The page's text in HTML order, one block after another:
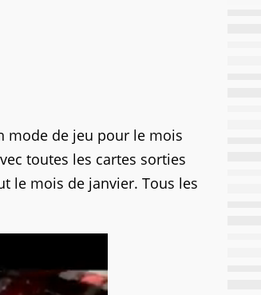
mode de jeu pour le mois
toutes les cartes sorties
le mois de janvier. Tous les